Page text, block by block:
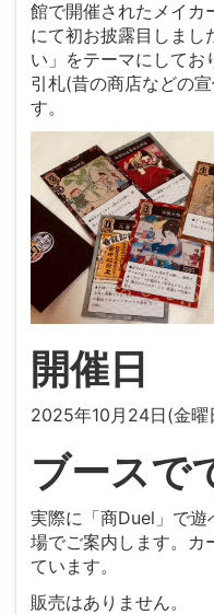
館で開催されたメイカ
にて初お披露目しま
い」をテーマにしてお
引札(昔の商店などの
す。
開催日
2025年10月24日(金曜
ブースで
実際に「商Duel」で遊
場でご案内します。カ
ています。
販売はありません。